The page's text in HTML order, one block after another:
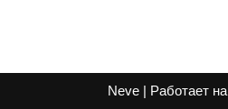
Neve | Работает на